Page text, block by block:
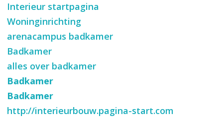
Interieur startpagina
Woninginrichting
arenacampus badkamer
Badkamer
alles over badkamer
Badkamer
Badkamer
http://interieurbouw.pagina-start.com